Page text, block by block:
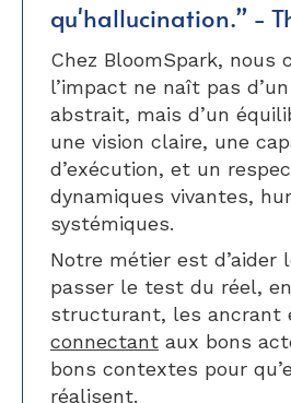
qu'hallucination.” -
Chez BloomSpark, nous
l’impact ne naît pas
abstrait, mais d’un
une vision claire, une
d’exécution, et un
dynamiques vivantes,
systémiques.
Notre métier est d’aider
passer le test du réel,
structurant, les ancrant
connectant aux bons
bons contextes pour
réalisent.